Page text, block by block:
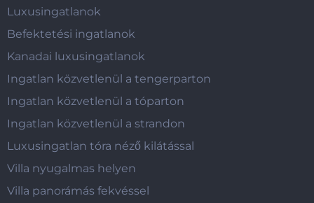
Luxusingatlanok
Befektetési ingatlanok
Kanadai luxusingatlanok
Ingatlan közvetlenül a tengerparton
Ingatlan közvetlenül a tóparton
Ingatlan közvetlenül a strandon
Luxusingatlan tóra néző kilátással
Villa nyugalmas helyen
Villa panorámás fekvéssel